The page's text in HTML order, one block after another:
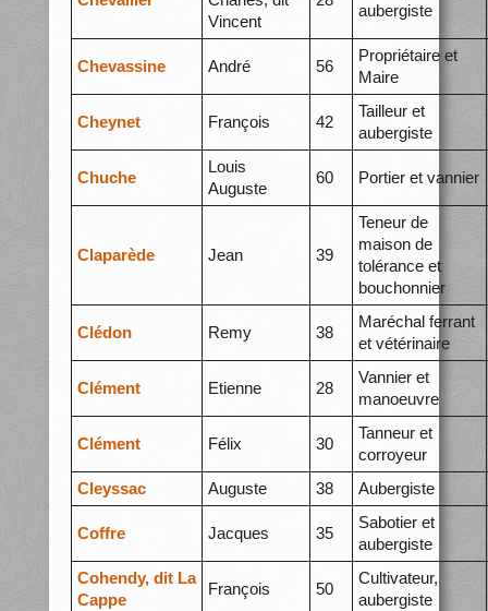
Vincent
aubergiste
Chevassine André 56
Propriétaire et
Maire
Cheynet François 42
Tailleur et
aubergiste
Chuche
Louis
Auguste
60 Portier et vannier
Claparède Jean 39
Teneur de
maison de
tolérance et
bouchonnier
Clédon Remy 38
Maréchal ferrant
et vétérinaire
Clément Etienne 28
Vannier et
manoeuvre
Clément Félix 30
Tanneur et
corroyeur
Cleyssac
Auguste 38 Aubergiste
Coffre Jacques 35
Sabotier et
aubergiste
Cohendy, dit La
Cappe
François 50
Cultivateur,
aubergiste